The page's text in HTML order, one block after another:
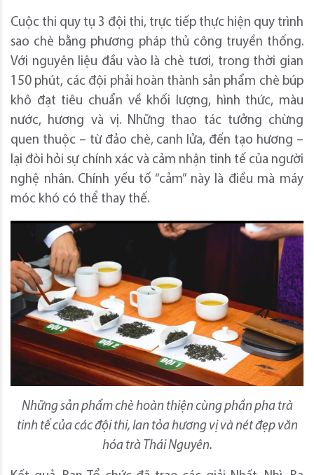
Cuộc thi quy tụ 3 đội thi, trực tiếp thực hiện quy trình
sao chè bằng phương pháp thủ công truyền thống.
Với nguyên liệu đầu vào là chè tươi, trong thời gian
150 phút, các đội phải hoàn thành sản phẩm chè búp
khô đạt tiêu chuẩn về khối lượng, hình thức, màu
nước, hương và vị. Những thao tác tưởng chừng
quen thuộc – từ đảo chè, canh lửa, đến tạo hương –
lại đòi hỏi sự chính xác và cảm nhận tinh tế của người
nghệ nhân. Chính yếu tố “cảm” này là điều mà máy
móc khó có thể thay thế.
Những sản phẩm chè hoàn thiện cùng phần pha trà
tinh tế của các đội thi, lan tỏa hương vị và nét đẹp văn
hóa trà Thái Nguyên.